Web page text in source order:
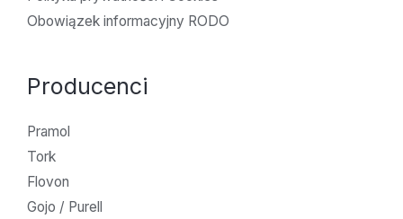
Obowiązek informacyjny RODO
Producenci
Pramol
Tork
Flovon
Gojo / Purell